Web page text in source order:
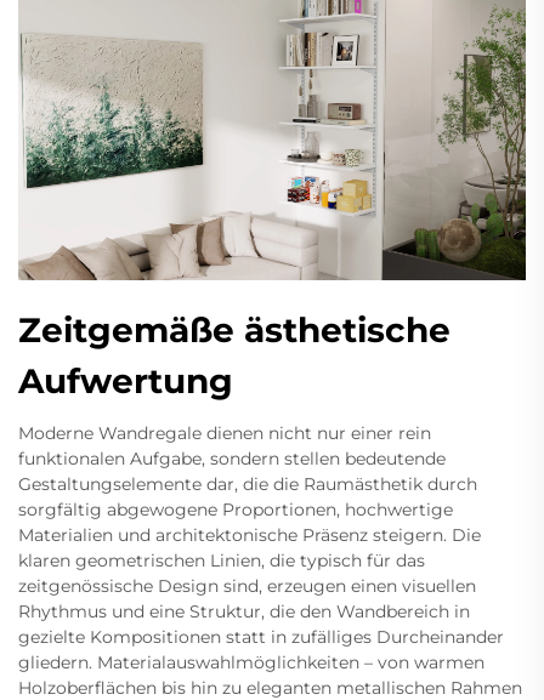
Zeitgemäße ästhetische
Aufwertung
Moderne Wandregale dienen nicht nur einer rein
funktionalen Aufgabe, sondern stellen bedeutende
Gestaltungselemente dar, die die Raumästhetik durch
sorgfältig abgewogene Proportionen, hochwertige
Materialien und architektonische Präsenz steigern. Die
klaren geometrischen Linien, die typisch für das
zeitgenössische Design sind, erzeugen einen visuellen
Rhythmus und eine Struktur, die den Wandbereich in
gezielte Kompositionen statt in zufälliges Durcheinander
gliedern. Materialauswahlmöglichkeiten – von warmen
Holzoberflächen bis hin zu eleganten metallischen Rahmen